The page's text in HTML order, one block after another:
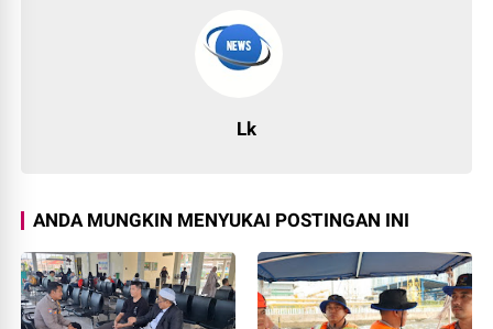
Lk
ANDA MUNGKIN MENYUKAI POSTINGAN INI